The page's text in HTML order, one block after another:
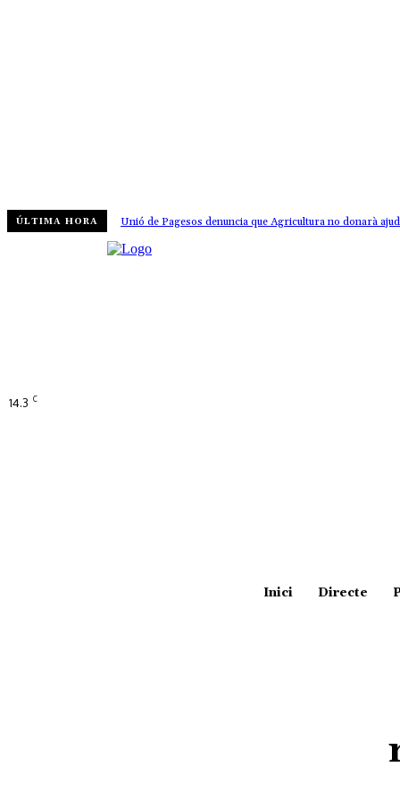
ÚLTIMA HORA Unió de Pagesos denuncia que Agricultura no donarà
14.3 C
Inici Directe